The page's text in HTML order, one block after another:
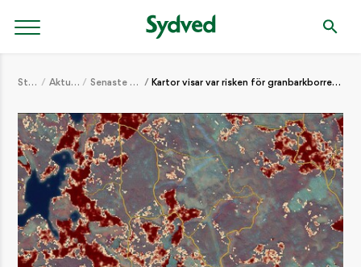
Start Aktuellt Senaste nytt Kartor visar var risken för granbarkborre är störst